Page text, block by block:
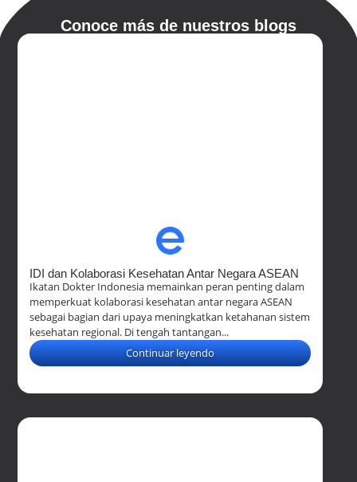
Conoce más de nuestros blogs
IDI dan Kolaborasi Kesehatan Antar Negara ASEAN
Ikatan Dokter Indonesia memainkan peran penting dalam
memperkuat kolaborasi kesehatan antar negara ASEAN
sebagai bagian dari upaya meningkatkan ketahanan sistem
kesehatan regional. Di tengah tantangan...
Continuar leyendo